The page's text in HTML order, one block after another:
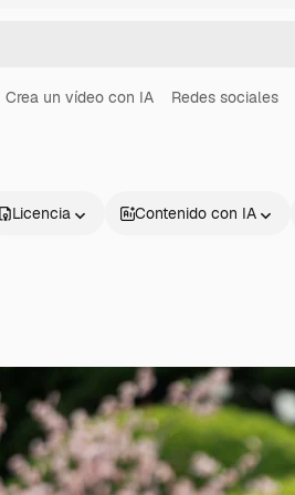
Crea un vídeo con IA Redes sociales
Licencia Contenido con IA
Productos